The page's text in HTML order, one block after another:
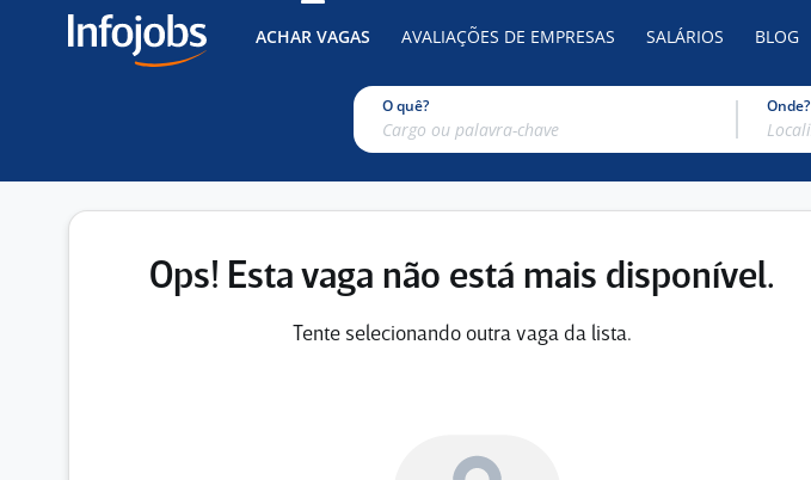
ACHAR VAGAS AVALIAÇÕES DE EMPRESAS SALÁRIOS BLOG
O quê? Onde?
Ops! Esta vaga não está mais disponível.
Tente selecionando outra vaga da lista.